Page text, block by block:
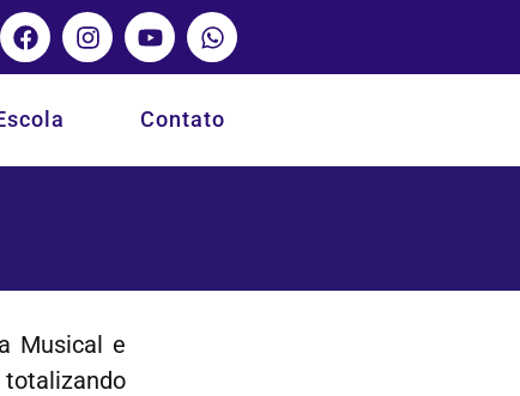
Contato
Musical e